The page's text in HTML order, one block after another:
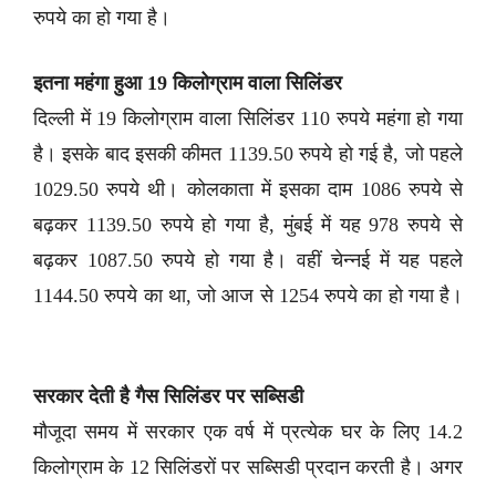
रुपये का हो गया है।
इतना महंगा हुआ 19 किलोग्राम वाला सिलिंडर
दिल्ली में 19 किलोग्राम वाला सिलिंडर 110 रुपये महंगा हो गया
है। इसके बाद इसकी कीमत 1139.50 रुपये हो गई है, जो पहले
1029.50 रुपये थी। कोलकाता में इसका दाम 1086 रुपये से
बढ़कर 1139.50 रुपये हो गया है, मुंबई में यह 978 रुपये से
बढ़कर 1087.50 रुपये हो गया है। वहीं चेन्नई में यह पहले
1144.50 रुपये का था, जो आज से 1254 रुपये का हो गया है।
सरकार देती है गैस सिलिंडर पर सब्सिडी
मौजूदा समय में सरकार एक वर्ष में प्रत्येक घर के लिए 14.2
किलोग्राम के 12 सिलिंडरों पर सब्सिडी प्रदान करती है। अगर